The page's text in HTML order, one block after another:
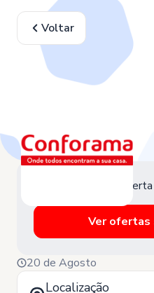
Voltar
Ver ofertas
20 de Agosto
Localização